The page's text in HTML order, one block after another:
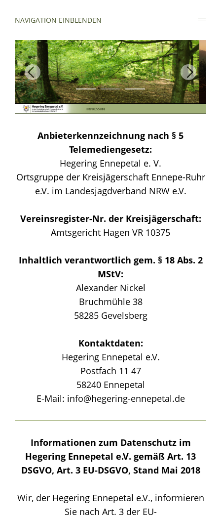
NAVIGATION EINBLENDEN
Anbieterkennzeichnung nach § 5
Telemediengesetz:
Hegering Ennepetal e. V.
Ortsgruppe der Kreisjägerschaft Ennepe-Ruhr
e.V. im Landesjagdverband NRW e.V.
Vereinsregister-Nr. der Kreisjägerschaft:
Amtsgericht Hagen VR 10375
Inhaltlich verantwortlich gem. § 18 Abs. 2
MStV:
Alexander Nickel
Bruchmühle 38
58285 Gevelsberg
Kontaktdaten:
Hegering Ennepetal e.V.
Postfach 11 47
58240 Ennepetal
E-Mail: info@hegering-ennepetal.de
Informationen zum Datenschutz im
Hegering Ennepetal e.V. gemäß Art. 13
DSGVO, Art. 3 EU-DSGVO, Stand Mai 2018
Wir, der Hegering Ennepetal e.V., informieren
Sie nach Art. 3 der EU-